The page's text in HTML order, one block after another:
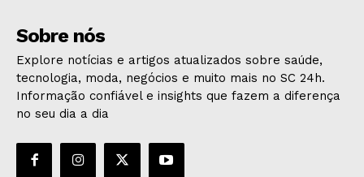
Sobre nós
Explore notícias e artigos atualizados sobre saúde,
tecnologia, moda, negócios e muito mais no SC 24h.
Informação confiável e insights que fazem a diferença
no seu dia a dia